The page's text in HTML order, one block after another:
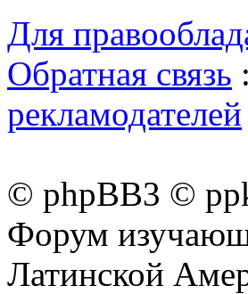
Для
Обратная связь
рекламодателей
© phpBB3 ©
Форум
Латинской